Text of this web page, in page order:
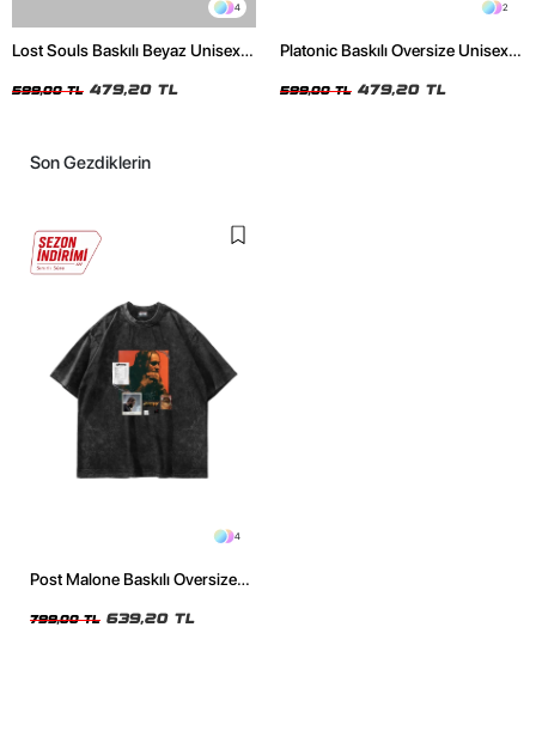
4
Lost Souls Baskılı Beyaz Unisex
599,00 TL 479,20 TL
2
Platonic Baskılı Oversize Unisex
599,00 TL 479,20 TL
Son Gezdiklerin
4
Post Malone Baskılı Oversize
799,00 TL 639,20 TL